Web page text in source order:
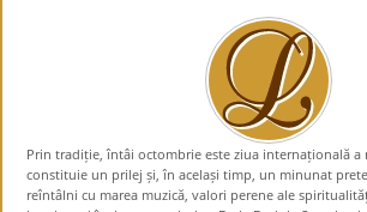
Prin tradiție, întâi octombrie este ziua internațională a
constituie un prilej și, în același timp, un minunat
reîntâlni cu marea muzică, valori perene ale